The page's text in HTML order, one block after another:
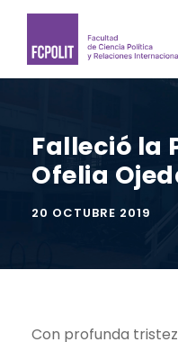
Falleció la
Ofelia
20 OCTUBRE 2019
Con profunda